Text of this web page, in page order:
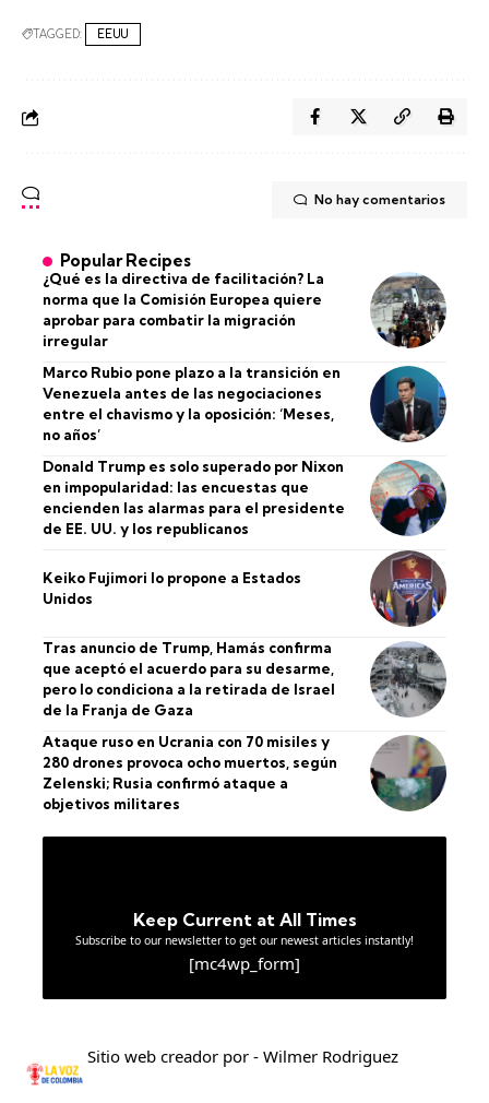
TAGGED: EEUU
No hay comentarios
Popular Recipes
¿Qué es la directiva de facilitación? La
norma que la Comisión Europea quiere
aprobar para combatir la migración
irregular
Marco Rubio pone plazo a la transición en
Venezuela antes de las negociaciones
entre el chavismo y la oposición: ‘Meses,
no años’
Donald Trump es solo superado por Nixon
en impopularidad: las encuestas que
encienden las alarmas para el presidente
de EE. UU. y los republicanos
Keiko Fujimori lo propone a Estados
Unidos
Tras anuncio de Trump, Hamás confirma
que aceptó el acuerdo para su desarme,
pero lo condiciona a la retirada de Israel
de la Franja de Gaza
Ataque ruso en Ucrania con 70 misiles y
280 drones provoca ocho muertos, según
Zelenski; Rusia confirmó ataque a
objetivos militares
Keep Current at All Times
Subscribe to our newsletter to get our newest articles instantly!
[mc4wp_form]
Sitio web creador por - Wilmer Rodriguez